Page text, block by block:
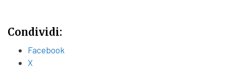
Condividi:
Facebook
X